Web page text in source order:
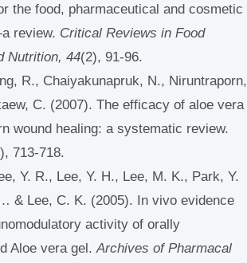
the food, pharmaceutical and cosmetic
review. Critical Reviews in Food
Nutrition, 44(2), 91-96.
R., Chaiyakunapruk, N., Niruntraporn,
C. (2007). The efficacy of aloe vera
wound healing: a systematic review.
713-718.
Y. R., Lee, Y. H., Lee, M. K., Park, Y.
& Lee, C. K. (2005). In vivo evidence
activity of orally
Aloe vera gel. Archives of Pharmacal